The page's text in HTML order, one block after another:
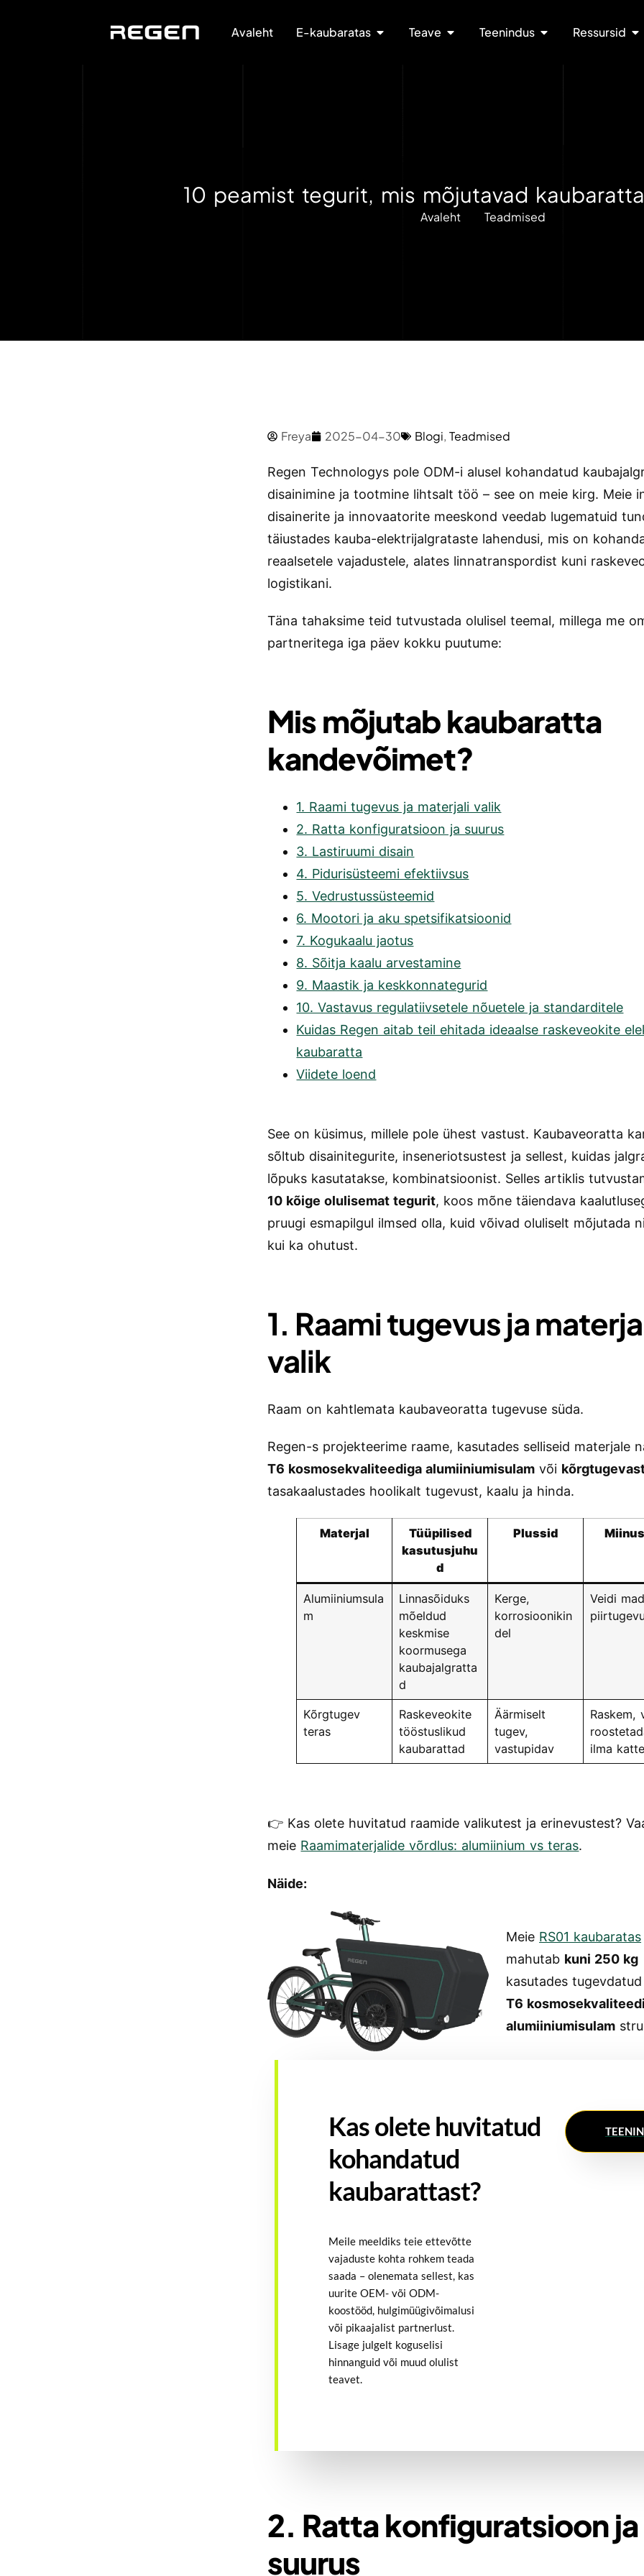
Avaleht E-kaubaratas Teave Teenindus Ressursid
10 peamist tegurit, mis mõjutavad
Avaleht Teadmised
Freya 2025-04-30 Blogi,Teadmised
Regen Technologys pole ODM-i alusel kohandatud
disainimine ja tootmine lihtsalt töö – see on meie kirg. Meie
disainerite ja innovaatorite meeskond veedab lugematuid
täiustades kauba-elektrijalgrataste lahendusi, mis on
reaalsetele vajadustele, alates linnatranspordist kuni
logistikani.
Täna tahaksime teid tutvustada olulisel teemal, millega me
partneritega iga päev kokku puutume:
Mis mõjutab kaubaratta
kandevõimet?
1. Raami tugevus ja materjali valik
2. Ratta konfiguratsioon ja suurus
3. Lastiruumi disain
4. Pidurisüsteemi efektiivsus
5. Vedrustussüsteemid
6. Mootori ja aku spetsifikatsioonid
7. Kogukaalu jaotus
8. Sõitja kaalu arvestamine
9. Maastik ja keskkonnategurid
10. Vastavus regulatiivsetele nõuetele ja standarditele
Kuidas Regen aitab teil ehitada ideaalse raskeveokite
kaubaratta
Viidete loend
See on küsimus, millele pole ühest vastust. Kaubaveoratta
sõltub disainitegurite, inseneriotsustest ja sellest, kuidas
lõpuks kasutatakse, kombinatsioonist. Selles artiklis
10 kõige olulisemat tegurit, koos mõne täiendava
pruugi esmapilgul ilmsed olla, kuid võivad oluliselt mõjutada
kui ka ohutust.
1. Raami tugevus ja
valik
Raam on kahtlemata kaubaveoratta tugevuse süda.
Regen-s projekteerime raame, kasutades selliseid materjale
T6 kosmosekvaliteediga alumiiniumisulam või
tasakaalustades hoolikalt tugevust, kaalu ja hinda.
Materjal
Tüüpilised
kasutusjuhu
d
Plussid
Alumiiniumsula
m
Linnasõiduks
mõeldud
keskmise
koormusega
kaubajalgratta
d
Kerge,
korrosioonikin
del
Veidi
Kõrgtugev
teras
Raskeveokite
tööstuslikud
kaubarattad
Äärmiselt
tugev,
vastupidav
Raskem,
ilma
👉 Kas olete huvitatud raamide valikutest ja erinevustest?
meie Raamimaterjalide võrdlus: alumiinium vs teras.
Näide:
Meie RS01 kaubaratas
mahutab kuni 250 kg
kasutades
T6
alumiiniumisulam
Kas olete huvitatud
kohandatud
kaubarattast?
Meile meeldiks teie ettevõtte
vajaduste kohta rohkem teada
saada – olenemata sellest, kas
uurite OEM- või ODM-
koostööd, hulgimüügivõimalusi
või pikaajalist partnerlust.
Lisage julgelt koguselisi
hinnanguid või muud olulist
teavet.
2. Ratta konfiguratsioon ja
suurus